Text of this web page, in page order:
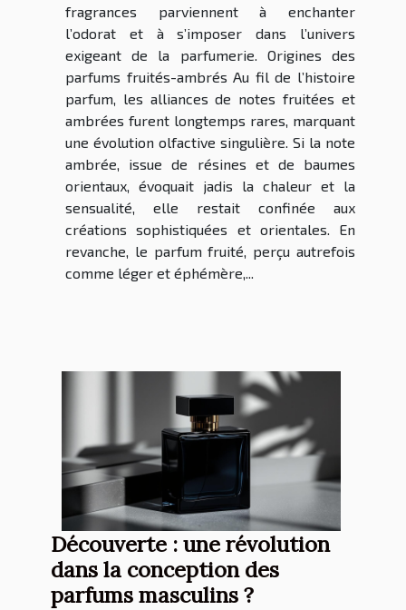
fragrances parviennent à enchanter
l’odorat et à s’imposer dans l’univers
exigeant de la parfumerie. Origines des
parfums fruités-ambrés Au fil de l’histoire
parfum, les alliances de notes fruitées et
ambrées furent longtemps rares, marquant
une évolution olfactive singulière. Si la note
ambrée, issue de résines et de baumes
orientaux, évoquait jadis la chaleur et la
sensualité, elle restait confinée aux
créations sophistiquées et orientales. En
revanche, le parfum fruité, perçu autrefois
comme léger et éphémère,...
Découverte : une révolution
dans la conception des
parfums masculins ?